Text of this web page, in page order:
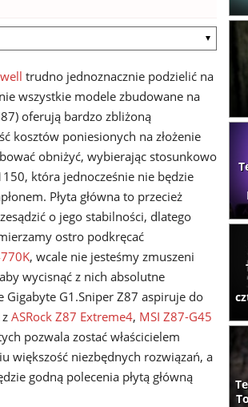
trudno jednoznacznie podzielić na
wszystkie modele zbudowane na
oferują bardzo zbliżoną
kosztów poniesionych na złożenie
obniżyć, wybierając stosunkowo
która jednocześnie nie będzie
Płyta główna to przecież
o jego stabilności, dlatego
ostro podkręcać
, wcale nie jesteśmy zmuszeni
wycisnąć z nich absolutne
G1.Sniper Z87 aspiruje do
ASRock Z87 Extreme4, MSI Z87-G45
pozwala zostać właścicielem
większość niezbędnych rozwiązań, a
godną polecenia płytą główną